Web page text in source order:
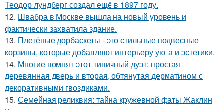
Теодор лундберг создал ещё в 1897 году.
12. Швабра в Москве вышла на новый уровень и
фактически захватила здание.
13. Плетёные дорбаскеты - это стильные подвесные
корзины, которые добавляют интерьеру уюта и эстетики.
14. Многие помнят этот типичный дуэт: простая
деревянная дверь и вторая, обтянутая дерматином с
декоративными гвоздиками.
15. Семейная реликвия: тайна кружевной фаты Жаклин